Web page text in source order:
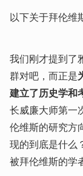
以下关于拜伦维
我们刚才提到了
群对吧，而正是
建立了历史学和
长威廉大师第一
伦维斯的研究方
现的到底是什么
被拜伦维斯的学